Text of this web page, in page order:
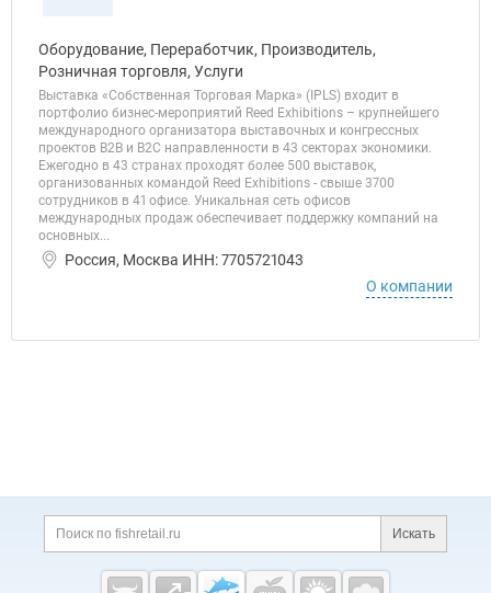
Оборудование, Переработчик, Производитель,
Розничная торговля, Услуги
Выставка «Собственная Торговая Марка» (IPLS) входит в
портфолио бизнес-мероприятий Reed Exhibitions – крупнейшего
международного организатора выставочных и конгрессных
проектов B2B и B2C направленности в 43 секторах экономики.
Ежегодно в 43 странах проходят более 500 выставок,
организованных командой Reed Exhibitions - свыше 3700
сотрудников в 41 офисе. Уникальная сеть офисов
международных продаж обеспечивает поддержку компаний на
основных...
Россия, Москва ИНН: 7705721043
О компании
Дополнительная информация
Поиск по сайту и
Искать
Cсылки на полезные проекты